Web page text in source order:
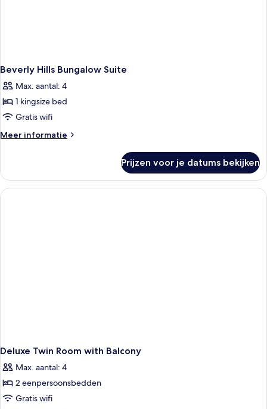
Beverly Hills Bungalow Suite
Max. aantal: 4
1 kingsize bed
Gratis wifi
Meer informatie
Meer
Hills
Bungalow
Suite
Prijzen voor je datums bekijken
Deluxe Twin Room with Balcony
Max. aantal: 4
2 eenpersoonsbedden
Gratis wifi